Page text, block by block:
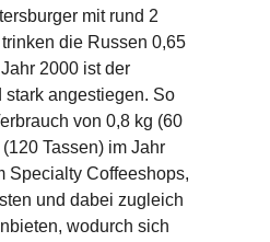
mit rund 2
die Russen 0,65
2000 ist der
angestiegen. So
von 0,8 kg (60
Tassen) im Jahr
Specialty Coffeeshops,
und dabei zugleich
wodurch sich